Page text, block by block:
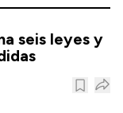
seis leyes y